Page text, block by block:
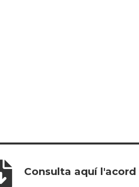
Consulta aquí l'acord